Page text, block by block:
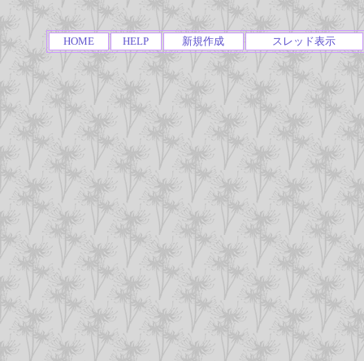
HOME HELP 新規作成 スレッド表示